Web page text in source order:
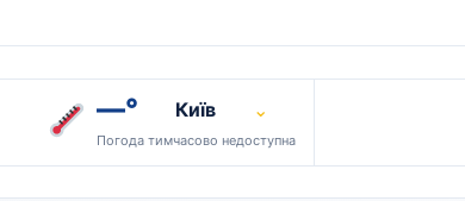
—° Київ ⌄
Погода тимчасово недоступна